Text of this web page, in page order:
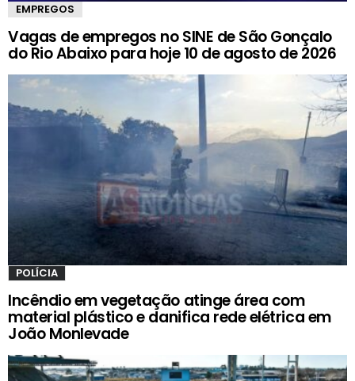
EMPREGOS
Vagas de empregos no SINE de São Gonçalo
do Rio Abaixo para hoje 10 de agosto de 2026
POLÍCIA
Incêndio em vegetação atinge área com
material plástico e danifica rede elétrica em
João Monlevade